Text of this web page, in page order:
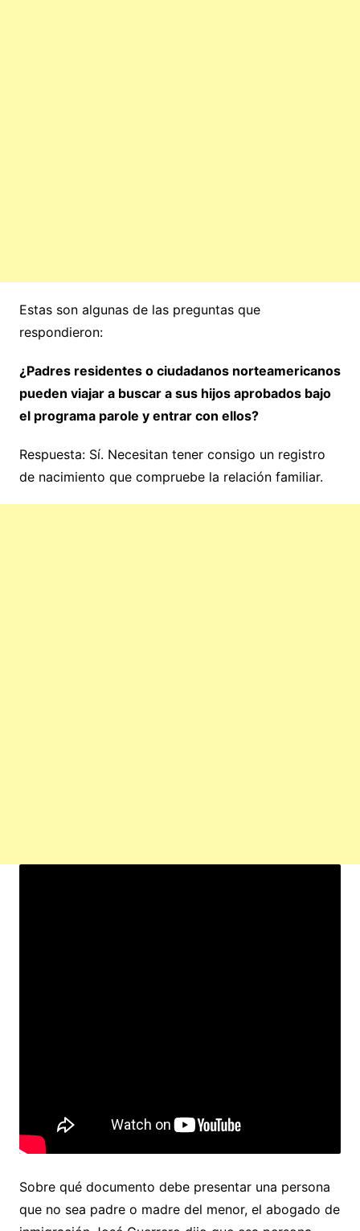
Estas son algunas de las preguntas que
respondieron:
¿Padres residentes o ciudadanos norteamericanos
pueden viajar a buscar a sus hijos aprobados bajo
el programa parole y entrar con ellos?
Respuesta: Sí. Necesitan tener consigo un registro
de nacimiento que compruebe la relación familiar.
Sobre qué documento debe presentar una persona
que no sea padre o madre del menor, el abogado de